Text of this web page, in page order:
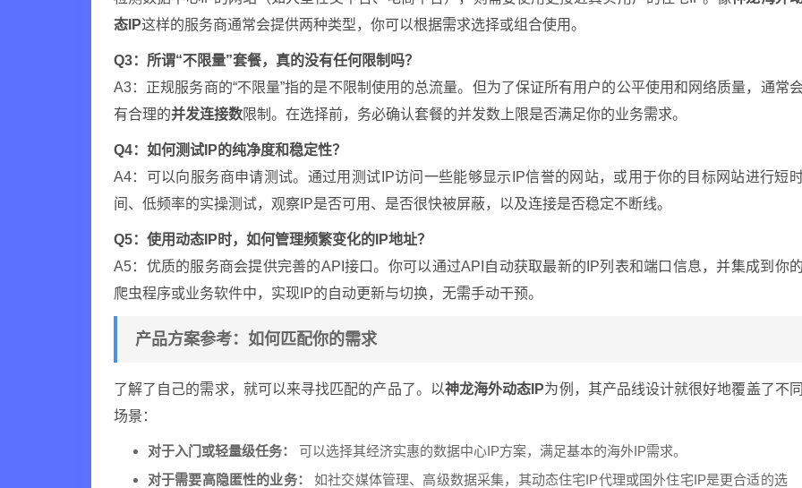
态IP这样的服务商通常会提供两种类型，你可以根据需求选择或组合使用。
Q3：所谓“不限量”套餐，真的没有任何限制吗？
A3：正规服务商的“不限量”指的是不限制使用的总流量。但为了保证所有用户的公平使用和网络质量，通常
有合理的并发连接数限制。在选择前，务必确认套餐的并发数上限是否满足你的业务需求。
Q4：如何测试IP的纯净度和稳定性？
A4：可以向服务商申请测试。通过用测试IP访问一些能够显示IP信誉的网站，或用于你的目标网站进行短
间、低频率的实操测试，观察IP是否可用、是否很快被屏蔽，以及连接是否稳定不断线。
Q5：使用动态IP时，如何管理频繁变化的IP地址？
A5：优质的服务商会提供完善的API接口。你可以通过API自动获取最新的IP列表和端口信息，并集成到你的
爬虫程序或业务软件中，实现IP的自动更新与切换，无需手动干预。
产品方案参考：如何匹配你的需求
了解了自己的需求，就可以来寻找匹配的产品了。以神龙海外动态IP为例，其产品线设计就很好地覆盖了不同
场景：
对于入门或轻量级任务：
可以选择其经济实惠的数据中心IP方案，满足基本的海外IP需求。
对于需要高隐匿性的业务：
如社交媒体管理、高级数据采集，其动态住宅IP代理或国外住宅IP是更合适的选